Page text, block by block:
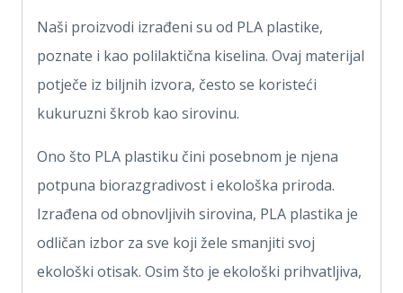
Naši proizvodi izrađeni su od PLA plastike,
poznate i kao polilaktična kiselina. Ovaj materijal
potječe iz biljnih izvora, često se koristeći
kukuruzni škrob kao sirovinu.
Ono što PLA plastiku čini posebnom je njena
potpuna biorazgradivost i ekološka priroda.
Izrađena od obnovljivih sirovina, PLA plastika je
odličan izbor za sve koji žele smanjiti svoj
ekološki otisak. Osim što je ekološki prihvatljiva,